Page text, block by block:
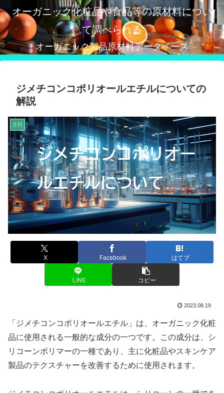
オーガニック化粧品や食品等の原材料につい
て調べられる
オーガニック製品原材料データベース
ジメチコンコポリオールエチルについての
解説
さ行
X Facebook はてブ
LINE コピー
2023.08.19
「ジメチコンコポリオールエチル」は、オーガニック化粧
品に使用される一般的な成分の一つです。この成分は、シ
リコーンポリマーの一種であり、主に化粧品やスキンケア
製品のテクスチャーを改善するために使用されます。